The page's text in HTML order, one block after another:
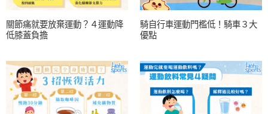
關節痛就要放棄運動？４運動降
低膝蓋負擔
騎自行車運動門檻低！騎車３大
優點